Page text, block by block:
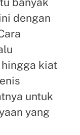
dengan
kiat
untuk
yang